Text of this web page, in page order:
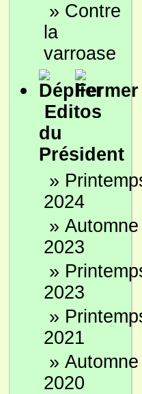
» Contre
la
varroase
Editos
du
Président
»
2024
» Automne
2023
»
2023
»
2021
» Automne
2020